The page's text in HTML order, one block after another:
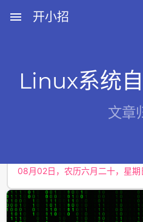
menu 开小招
Linux系统
文章
近期文章
08月06日，农历六月廿四，星
08月02日，农历六月二十，星期